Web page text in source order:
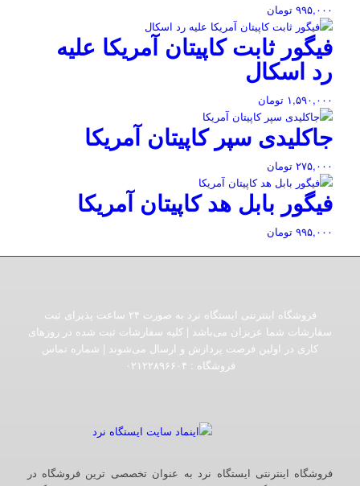
۹۹۵,۰۰۰ تومان
فیگور ثابت کاپیتان آمریکا علیه
رد اسکال
۱,۵۹۰,۰۰۰ تومان
جاکلیدی سپر کاپیتان آمریکا
۲۷۵,۰۰۰ تومان
فیگور بابل هد کاپیتان آمریکا
۹۹۵,۰۰۰ تومان
فروشگاه اینترنتی ایستگاه نرد به صورت ۲۴ ساعت پذیرای ثبت
سفارشات شما عزیزان می‌باشد | کلیه سفارشات ثبت شده در روزهای
کاری در اولین فرصت پردازش و ارسال می‌شوند | شماره تماس
فروشگاه :‌ ۰۲۱۲۲۸۹۶۶۰۴
فروشگاه اینترنتی ایستگاه نرد به عنوان تخصصی ترین فروشگاه در